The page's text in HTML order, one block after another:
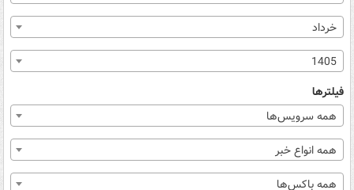
خرداد
1405
فیلترها
همه سرویس‌ها
همه انواع خبر
همه باکس‌ها